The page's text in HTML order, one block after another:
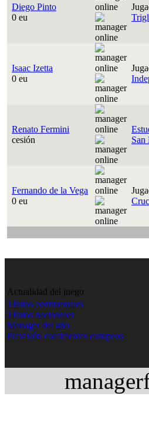
Diego Pinto
0 eu
Isaac Izetta
0 eu
Renato Fermini
cesión
San
Fernando de la Vega
0 eu
Actualidad del juego
Títulos continentales
Títulos nacionales
Manager del año
Previsión coeficientes europeos